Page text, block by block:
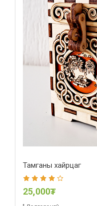
Тамганы хайрцаг
25,000₮